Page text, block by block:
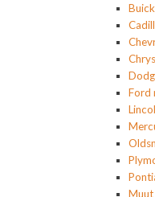
Ford